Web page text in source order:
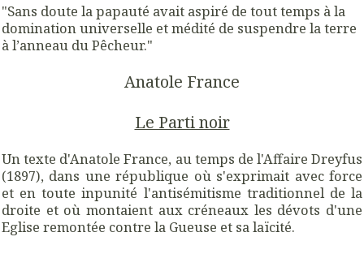
"Sans doute la papauté avait aspiré de tout temps à la
domination universelle et médité de suspendre la terre
à l’anneau du Pêcheur."
Anatole France
Le Parti noir
Un texte d'Anatole France, au temps de l'Affaire Dreyfus
(1897), dans une république où s'exprimait avec force
et en toute inpunité l'antisémitisme traditionnel de la
droite et où montaient aux créneaux les dévots d'une
Eglise remontée contre la Gueuse et sa laïcité.